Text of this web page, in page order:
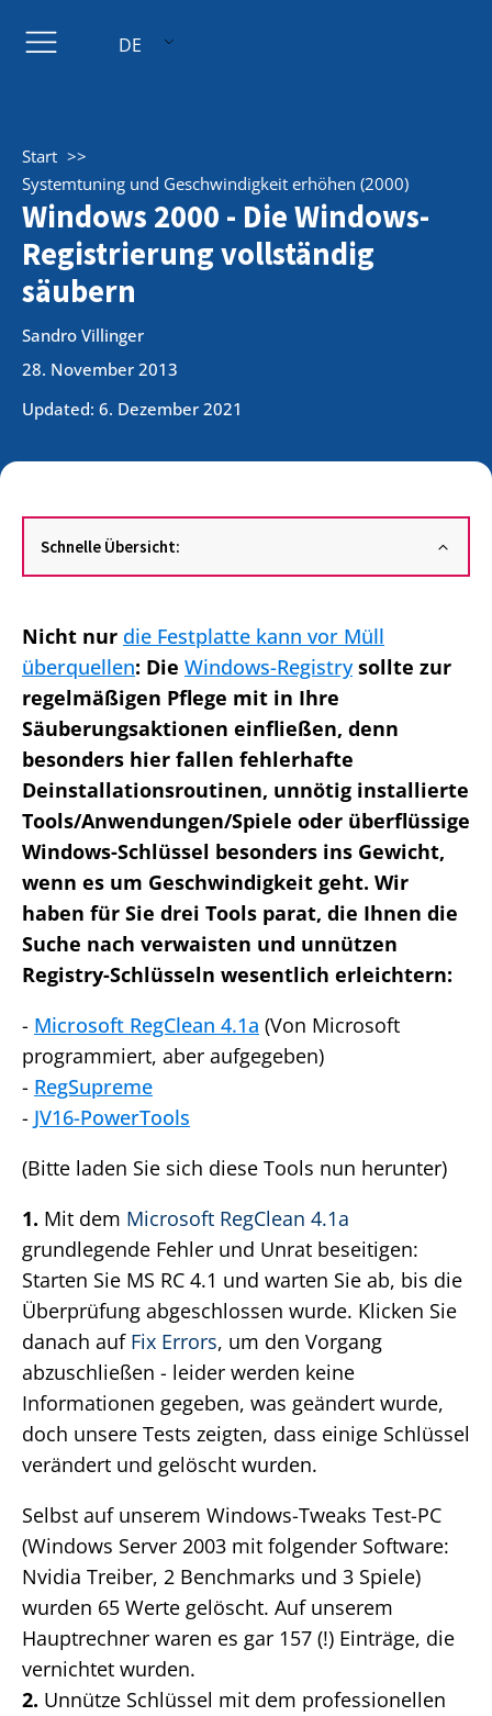
DE
Start
Systemtuning und Geschwindigkeit erhöhen (2000)
Windows 2000 - Die Windows-
Registrierung vollständig
säubern
Sandro Villinger
28. November 2013
Updated: 6. Dezember 2021
Schnelle Übersicht:
Nicht nur die Festplatte kann vor Müll
überquellen: Die Windows-Registrysollte zur
regelmäßigen Pflege mit in Ihre
Säuberungsaktionen einfließen, denn
besonders hier fallen fehlerhafte
Deinstallationsroutinen, unnötig installierte
Tools/Anwendungen/Spiele oder überflüssige
Windows-Schlüssel besonders ins Gewicht,
wenn es um Geschwindigkeit geht. Wir
haben für Sie drei Tools parat, die Ihnen die
Suche nach verwaisten und unnützen
Registry-Schlüsseln wesentlich erleichtern:
- Microsoft RegClean 4.1a (Von Microsoft
programmiert, aber aufgegeben)
- RegSupreme
- JV16-PowerTools
(Bitte laden Sie sich diese Tools nun herunter)
1. Mit dem Microsoft RegClean 4.1a
grundlegende Fehler und Unrat beseitigen:
Starten Sie MS RC 4.1 und warten Sie ab, bis die
Überprüfung abgeschlossen wurde. Klicken Sie
danach auf Fix Errors, um den Vorgang
abzuschließen - leider werden keine
Informationen gegeben, was geändert wurde,
doch unsere Tests zeigten, dass einige Schlüssel
verändert und gelöscht wurden.
Selbst auf unserem Windows-Tweaks Test-PC
(Windows Server 2003 mit folgender Software:
Nvidia Treiber, 2 Benchmarks und 3 Spiele)
wurden 65 Werte gelöscht. Auf unserem
Hauptrechner waren es gar 157 (!) Einträge, die
vernichtet wurden.
2. Unnütze Schlüssel mit dem professionellen